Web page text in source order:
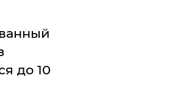
до 10